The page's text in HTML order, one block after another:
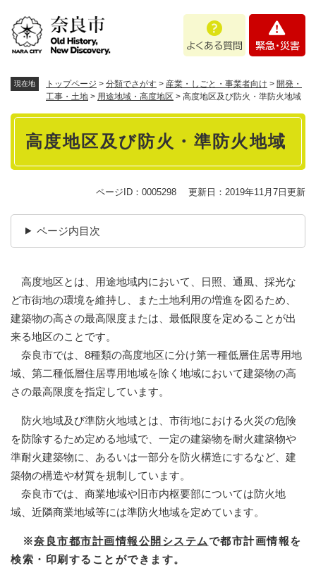
あ
問
・
現在地 トップページ > 分類でさがす > 産業・しごと・事業者向け > 開発・
工事・土地 > 用途地域・高度地区 > 高度地区及び防火・準防火地域
本
高度地区及び防火・準防火地域
ページID：0005298 更新日：2019年11月7日更新
ページ内目次
高度地区とは、用途地域内において、日照、通風、採光な
ど市街地の環境を維持し、また土地利用の増進を図るため、
建築物の高さの最高限度または、最低限度を定めることが出
来る地区のことです。
奈良市では、8種類の高度地区に分け第一種低層住居専用地
域、第二種低層住居専用地域を除く地域において建築物の高
さの最高限度を指定しています。
防火地域及び準防火地域とは、市街地における火災の危険
を防除するため定める地域で、一定の建築物を耐火建築物や
準耐火建築物に、あるいは一部分を防火構造にするなど、建
築物の構造や材質を規制しています。
奈良市では、商業地域や旧市内枢要部については防火地
域、近隣商業地域等には準防火地域を定めています。
※奈良市都市計画情報公開システムで都市計画情報を
検索・印刷することができます。